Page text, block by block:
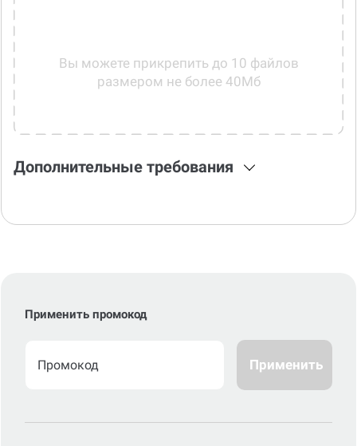
Вы можете прикрепить до 10 файлов
размером не более 40Мб
Дополнительные требования
Применить промокод
Применить